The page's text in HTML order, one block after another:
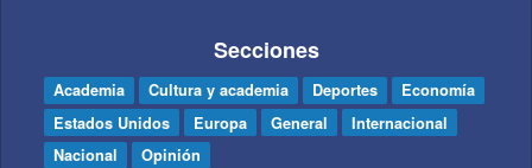
Secciones
Academia Cultura y academia Deportes
Economía
Estados Unidos
Europa General
Internacional
Nacional
Opinión